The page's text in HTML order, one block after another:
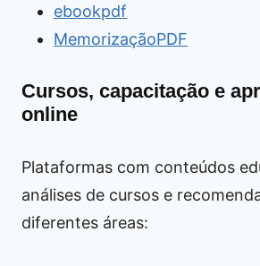
ebookpdf
MemorizaçãoPDF
Cursos, capacitação e
online
Plataformas com conteúdos
análises de cursos e
diferentes áreas: